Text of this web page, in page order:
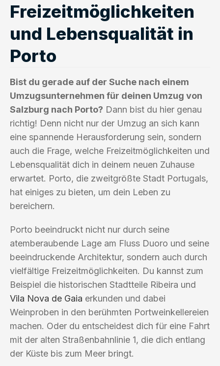
Freizeitmöglichkeiten
und Lebensqualität in
Porto
Bist du gerade auf der Suche nach einem
Umzugsunternehmen für deinen Umzug von
Salzburg nach Porto? Dann bist du hier genau
richtig! Denn nicht nur der Umzug an sich kann
eine spannende Herausforderung sein, sondern
auch die Frage, welche Freizeitmöglichkeiten und
Lebensqualität dich in deinem neuen Zuhause
erwartet. Porto, die zweitgrößte Stadt Portugals,
hat einiges zu bieten, um dein Leben zu
bereichern.
Porto beeindruckt nicht nur durch seine
atemberaubende Lage am Fluss Duoro und seine
beeindruckende Architektur, sondern auch durch
vielfältige Freizeitmöglichkeiten. Du kannst zum
Beispiel die historischen Stadtteile Ribeira und
Vila Nova de Gaia erkunden und dabei
Weinproben in den berühmten Portweinkellereien
machen. Oder du entscheidest dich für eine Fahrt
mit der alten Straßenbahnlinie 1, die dich entlang
der Küste bis zum Meer bringt.